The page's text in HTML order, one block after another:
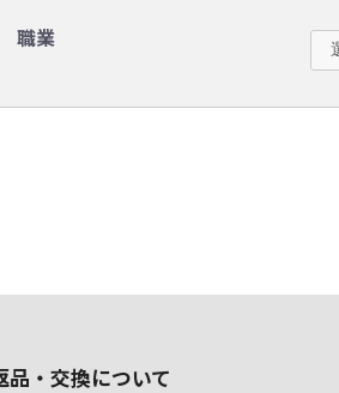
職業
品・交換について